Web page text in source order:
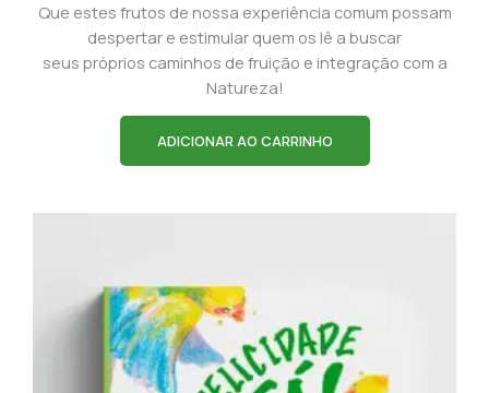
Que estes frutos de nossa experiência comum possam
despertar e estimular quem os lê a buscar
seus próprios caminhos de fruição e integração com a
Natureza!
ADICIONAR AO CARRINHO